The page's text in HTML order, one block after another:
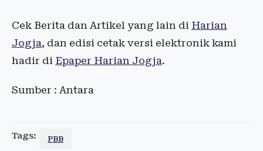
Cek Berita dan Artikel yang lain di Harian
Jogja, dan edisi cetak versi elektronik kami
hadir di Epaper Harian Jogja.
Sumber : Antara
Tags: PBB